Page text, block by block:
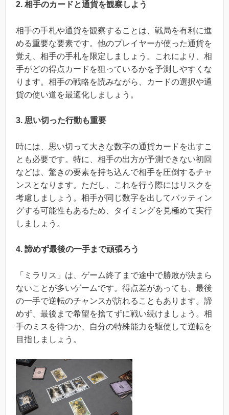
2. 相手のカードと通貨を観察しよう
相手の手札や通貨を観察することは、戦局を有利に進
める重要な要素です。他のプレイヤーが使った通貨を
覚え、相手の手札を限定しましょう。これにより、相
手がどの得点カードを狙っているかを予測しやすくな
ります。相手の戦略を読みながら、カードの選択や通
貨の使い道を最適化しましょう。
3. 思い切った行動も重要
時には、思い切って大きな数字の通貨カードを出すこ
とも必要です。特に、相手の出方が予測できない初回
などは、驚きの要素を持ち込んで相手を圧倒するチャ
ンスとなります。ただし、これを行う際にはリスクを
考慮しましょう。相手が同じ数字を出してバッティン
グする可能性もあるため、タイミングを見極めて実行
しましょう。
4. 諦めず最後の一手まで頑張ろう
「ミラリス」は、ゲーム終了まで途中で勝敗が決まら
ないことが多いゲームです。得点差があっても、最後
の一手で逆転のチャンスが訪れることもあります。諦
めず、最後まで希望を捨てずに戦い続けましょう。相
手のミスを待つか、自分の特殊能力を駆使して逆転を
目指しましょう。